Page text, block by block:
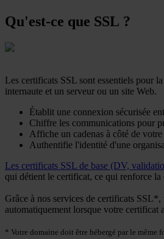
Qu'est-ce que SSL ?
Les certificats SSL sont essentiels pour
internaute et un serveur ou un site Web.
Établit une connexion sécurisée
Chiffre les communications pour
Affiche un cadenas à côté de
Authentifie l'identité d'une
Les certificats SSL de base (DV,
qui détient le certificat, ce qui renforce
Grâce à nos services de certificats
automatiquement lorsque votre certificat
* Votre domaine doit être hébergé par le même